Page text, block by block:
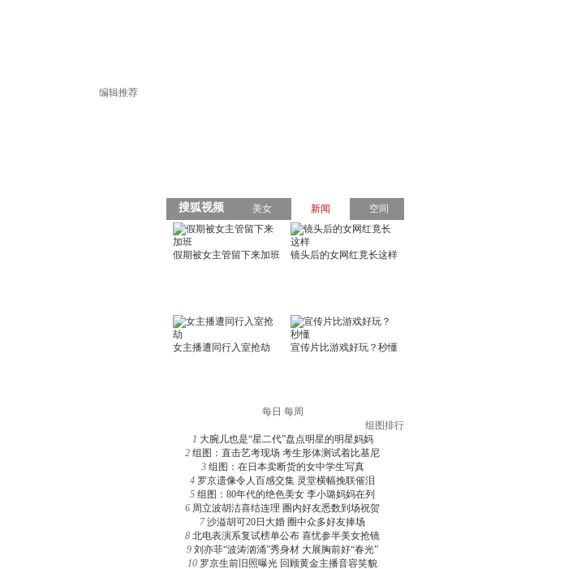
编辑推荐
每日 每周
组图排行
1 大腕儿也是“星二代”盘点明星的明星妈妈
2 组图：直击艺考现场 考生形体测试着比基尼
3 组图：在日本卖断货的女中学生写真
4 罗京遗像令人百感交集 灵堂横幅挽联催泪
5 组图：80年代的绝色美女 李小璐妈妈在列
6 周立波胡洁喜结连理 圈内好友悉数到场祝贺
7 沙溢胡可20日大婚 圈中众多好友捧场
8 北电表演系复试榜单公布 喜忧参半美女抢镜
9 刘亦菲“波涛汹涌”秀身材 大展胸前好“春光”
10 罗京生前旧照曝光 回顾黄金主播音容笑貌